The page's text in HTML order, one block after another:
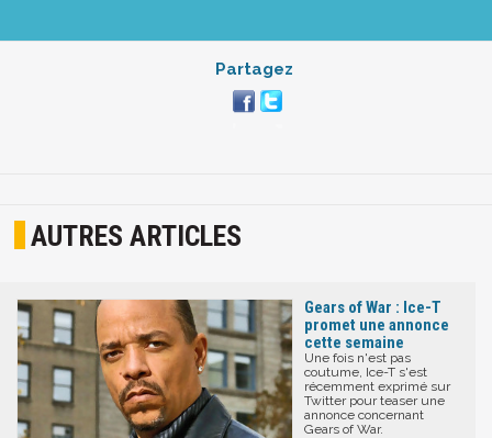
Partagez
AUTRES ARTICLES
Gears of War : Ice-T
promet une annonce
cette semaine
Une fois n'est pas
coutume, Ice-T s'est
récemment exprimé sur
Twitter pour teaser une
annonce concernant
Gears of War.